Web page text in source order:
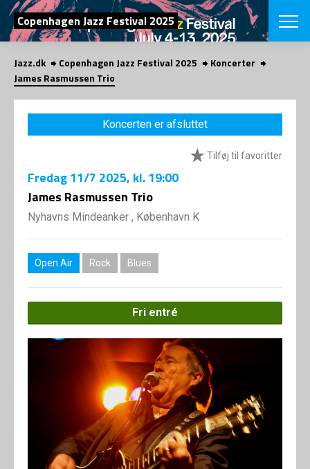
SØG
Copenhagen Jazz Festival 2025
English
VÆLG
VINTERJAZZ
Temaer
LOCATIONS
Om fonden
SHOP
Jazz.dk Copenhagen Jazz Festival 2025
Koncerter
James Rasmussen Trio
Koncerten er afsluttet
Tilføj til favoritter
Fredag11/7 2025, kl. 19:00
James Rasmussen Trio
Nyhavns Mindeanker , København K
Open Air Rock Blues
Fri entré